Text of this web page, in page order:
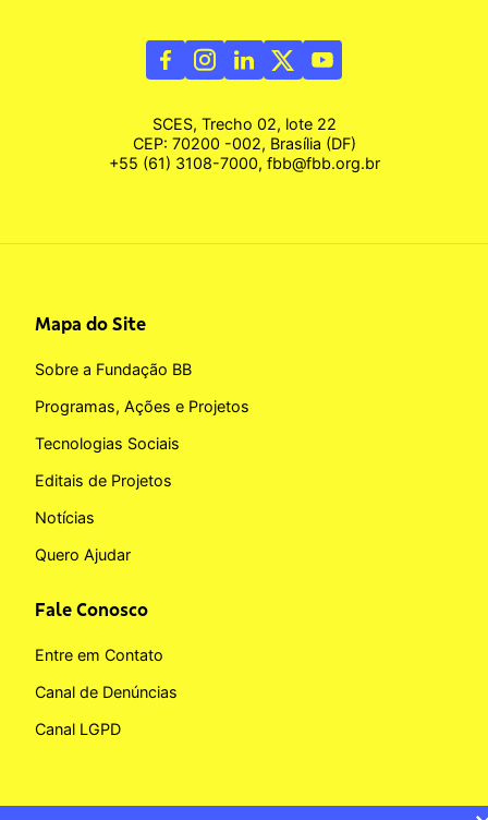
SCES, Trecho 02, lote 22
CEP: 70200 -002, Brasília (DF)
+55 (61) 3108-7000, fbb@fbb.org.br
Mapa do Site
Sobre a Fundação BB
Programas, Ações e Projetos
Tecnologias Sociais
Editais de Projetos
Notícias
Quero Ajudar
Fale Conosco
Entre em Contato
Canal de Denúncias
Canal LGPD